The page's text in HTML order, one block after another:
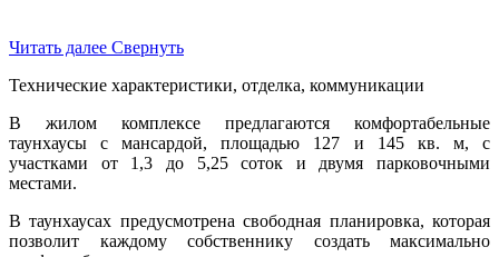
Читать далее Свернуть
Технические характеристики, отделка, коммуникации
В жилом комплексе предлагаются комфортабельные
таунхаусы с мансардой, площадью 127 и 145 кв. м, с
участками от 1,3 до 5,25 соток и двумя парковочными
местами.
В таунхаусах предусмотрена свободная планировка, которая
позволит каждому собственнику создать максимально